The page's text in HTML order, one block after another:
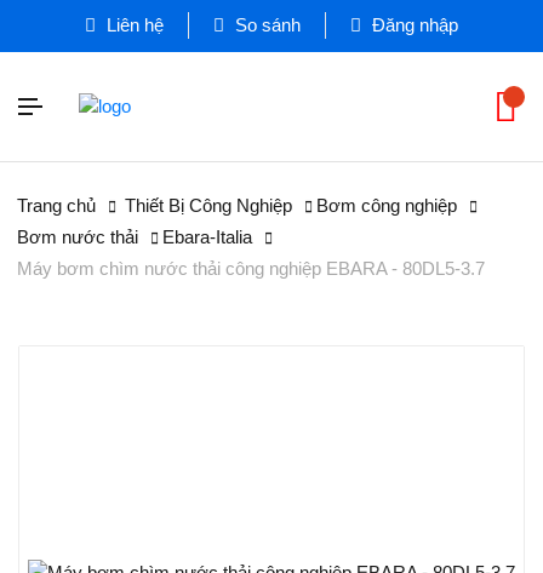
Liên hệ So sánh Đăng nhập
Trang chủ Thiết Bị Công Nghiệp
Bơm công nghiệp
Bơm nước thải
Ebara-Italia
Máy bơm chìm nước thải công nghiệp EBARA - 80DL5-3.7